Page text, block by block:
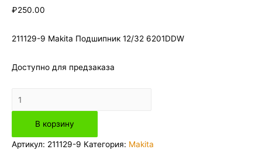
₽250.00
211129-9 Makita Подшипник 12/32 6201DDW
Доступно для предзаказа
Количество
товара
211129-
9
В корзину
Артикул: 211129-9 Категория: Makita